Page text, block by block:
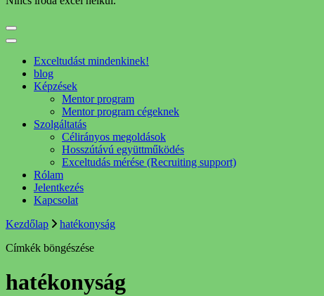
Exceltudást mindenkinek!
blog
Képzések
Mentor program
Mentor program cégeknek
Szolgáltatás
Célirányos megoldások
Hosszútávú együttműködés
Exceltudás mérése (Recruiting support)
Rólam
Jelentkezés
Kapcsolat
Kezdőlap
hatékonyság
Címkék böngészése
hatékonyság